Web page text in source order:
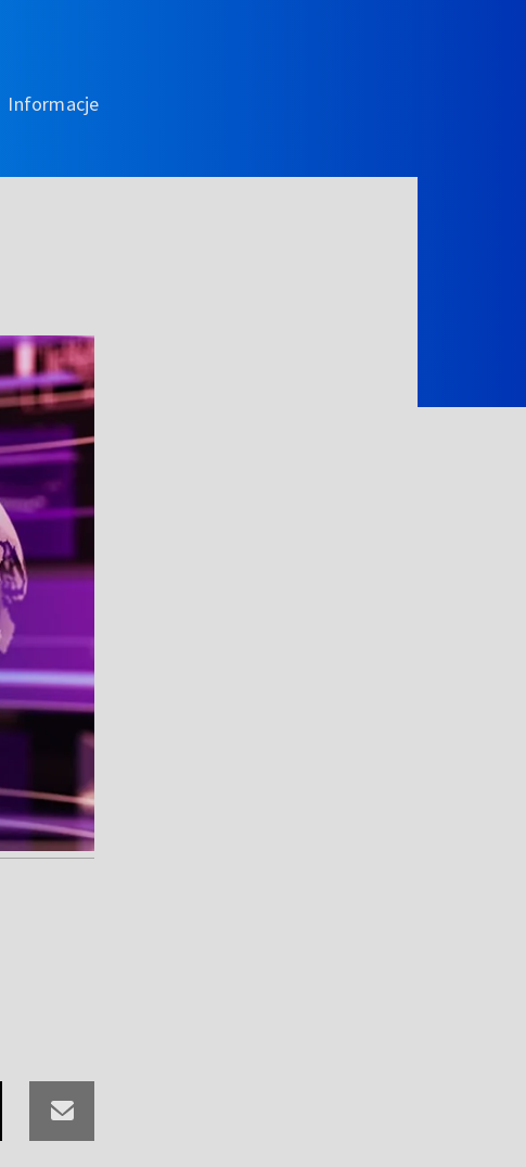
Informacje